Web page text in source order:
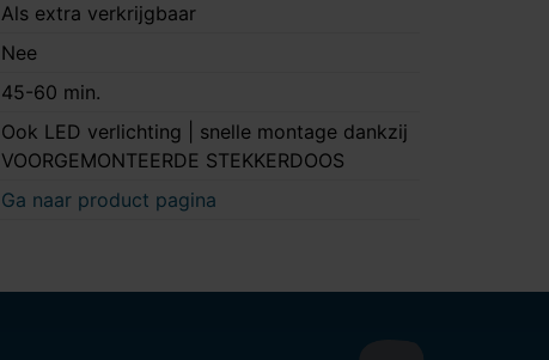
Als extra verkrijgbaar
Nee
45-60 min.
Ook LED verlichting | snelle montage dankzij
VOORGEMONTEERDE STEKKERDOOS
Ga naar product pagina